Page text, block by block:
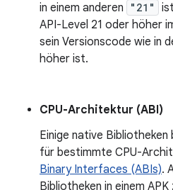
in einem anderen
"21"
API-Level 21 oder höher
sein Versionscode wie in
höher ist.
CPU-Architektur (ABI)
Einige native
für bestimmte CPU-
Binary Interfaces (ABIs).
Bibliotheken in einem